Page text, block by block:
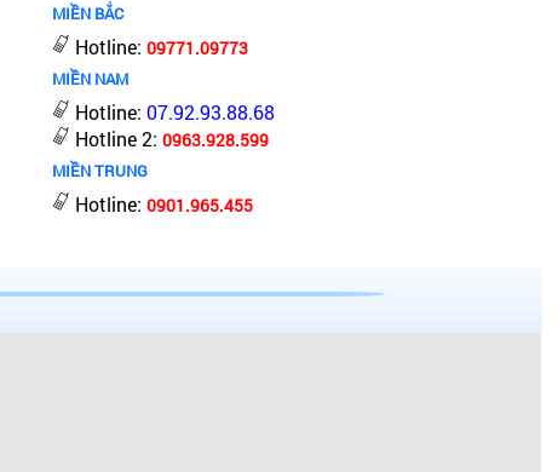
MIỀN BẮC
Hotline:09771.09773
MIỀN NAM
Hotline:07.92.93.88.68
Hotline 2:0963.928.599
MIỀN TRUNG
Hotline:0901.965.455